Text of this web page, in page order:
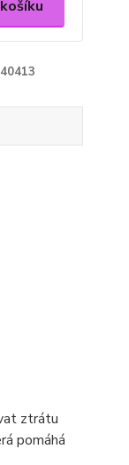
ztrátu
pomáhá